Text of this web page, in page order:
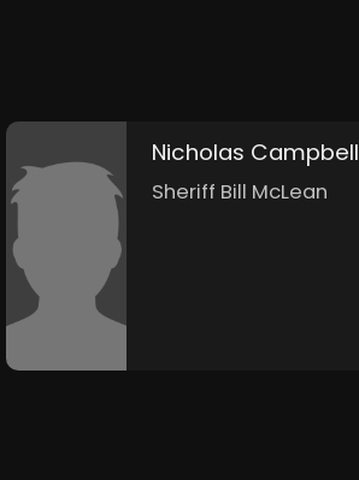
Nicholas Campbell
Sheriff Bill McLean